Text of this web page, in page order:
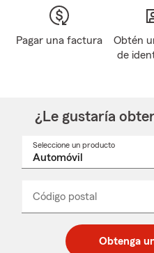
Pagar una factura
Obtén
de
¿Le gustaría
Seleccione un producto
Código postal
de
de
_____
Obtenga